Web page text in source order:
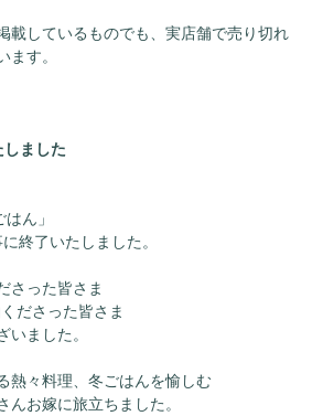
載しているものでも、実店舗で売り切れ
ます。
ました
ん」
終了いたしました。
さった皆さま
ださった皆さま
いました。
熱々料理、冬ごはんを愉しむ
んお嫁に旅立ちました。